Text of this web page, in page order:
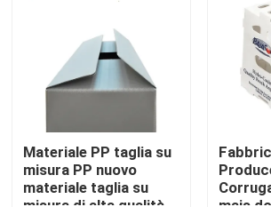
Materiale PP taglia su
misura PP nuovo
materiale taglia su